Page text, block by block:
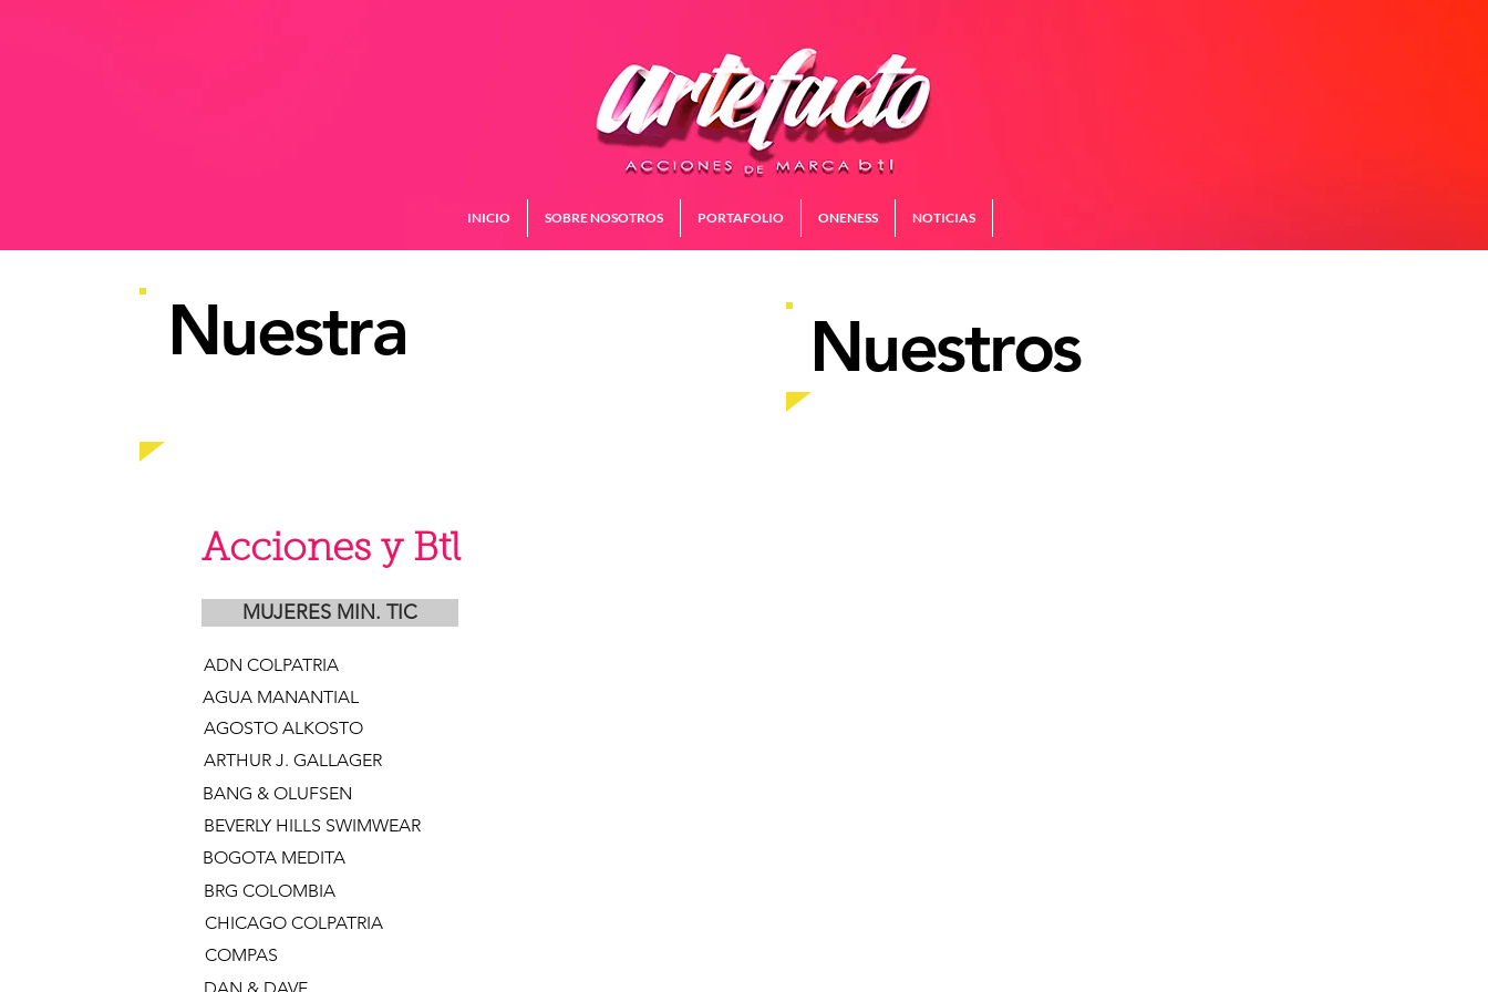
INICIO SOBRE NOSOTROS PORTAFOLIO ONENESS NOTICIAS
Nuestra Nuestros
Acciones y Btl
MUJERES MIN. TIC
ADN COLPATRIA
AGUA MANANTIAL
AGOSTO ALKOSTO
ARTHUR J. GALLAGER
BANG & OLUFSEN
BEVERLY HILLS SWIMWEAR
BOGOTA MEDITA
BRG COLOMBIA
CHICAGO COLPATRIA
COMPAS